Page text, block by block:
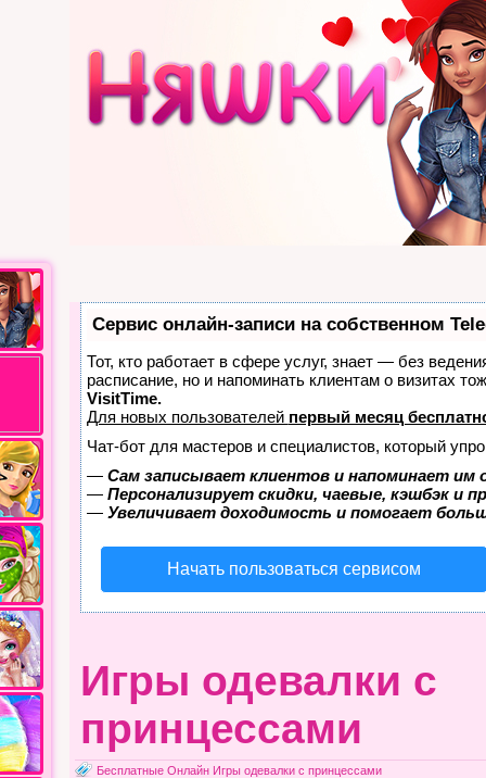
Сервис онлайн-записи на собственном
Тот, кто работает в сфере услуг, знает — без
расписание, но и напоминать клиентам о визитах
VisitTime.
Для новых пользователей первый месяц
Чат-бот для мастеров и специалистов, который
— Сам записывает клиентов и напоминает им
— Персонализирует скидки, чаевые, кэшбэк и
— Увеличивает доходимость и помогает
Начать пользоваться сервисом
Игры одевалки с
принцессами
Бесплатные Онлайн Игры одевалки с принцессами